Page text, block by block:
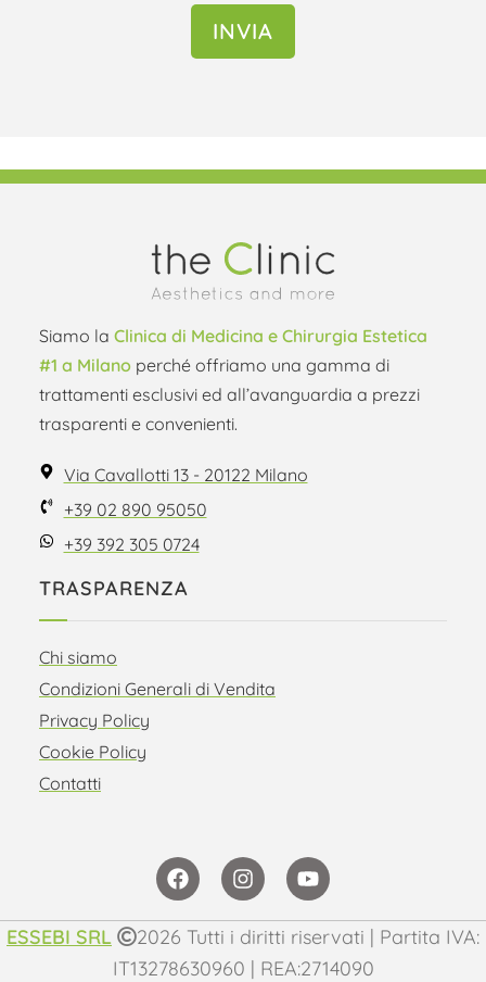
INVIA
Siamo la Clinica di Medicina e Chirurgia Estetica
#1 a Milano perché offriamo una gamma di
trattamenti esclusivi ed all’avanguardia a prezzi
trasparenti e convenienti.
Via Cavallotti 13 - 20122 Milano
+39 02 890 95050
+39 392 305 0724
TRASPARENZA
Chi siamo
Condizioni Generali di Vendita
Privacy Policy
Cookie Policy
Contatti
ESSEBI SRL
2026 Tutti i diritti riservati | Partita IVA:
IT13278630960 | REA:2714090